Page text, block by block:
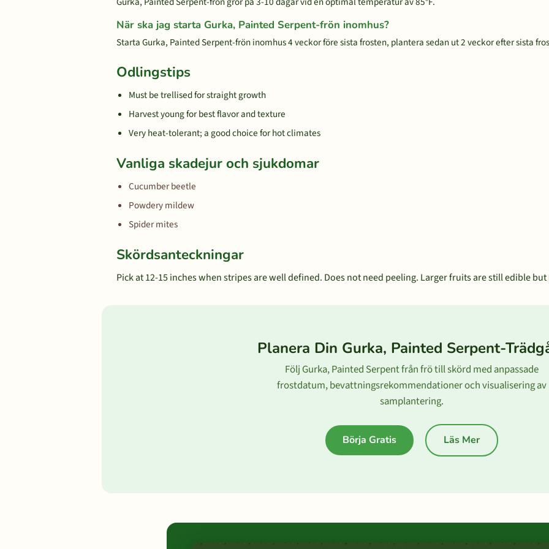
När ska jag starta Gurka, Painted Serpent-frön inomhus?
Starta Gurka, Painted Serpent-frön inomhus 4 veckor före sista frosten, plantera sedan ut 2 veckor efter sista
Odlingstips
Must be trellised for straight growth
Harvest young for best flavor and texture
Very heat-tolerant; a good choice for hot climates
Vanliga skadejur och sjukdomar
Cucumber beetle
Powdery mildew
Spider mites
Skördsanteckningar
Pick at 12-15 inches when stripes are well defined. Does not need peeling. Larger fruits are still edible but
Planera Din Gurka, Painted Serpent-
Följ Gurka, Painted Serpent från frö till skörd med anpassade
frostdatum, bevattningsrekommendationer och visualisering av
samplantering.
Börja Gratis Läs Mer